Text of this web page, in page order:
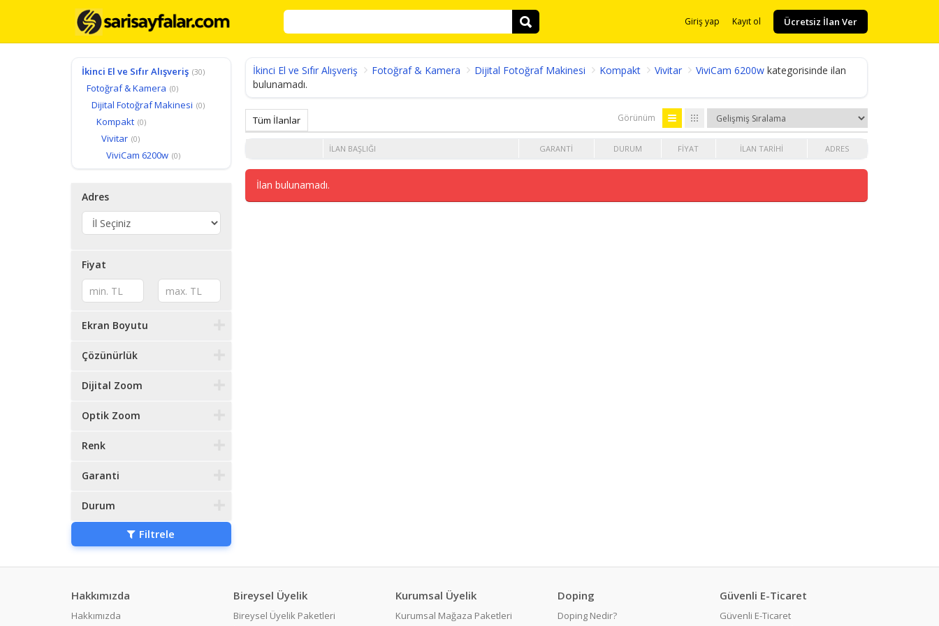
Giriş yap Kayıt ol Ücretsiz İlan Ver
İkinci El ve Sıfır Alışveriş (30)
Fotoğraf & Kamera (0)
Dijital Fotoğraf Makinesi (0)
Kompakt (0)
Vivitar (0)
ViviCam 6200w (0)
Adres
Fiyat
Ekran Boyutu
Çözünürlük
Dijital Zoom
Optik Zoom
Renk
Garanti
Durum
Filtrele
İkinci El ve Sıfır Alışveriş Fotoğraf & Kamera Dijital Fotoğraf Makinesi Kompakt Vivitar ViviCam 6200w kategorisinde ilan
bulunamadı.
Tüm İlanlar Görünüm
İLAN BAŞLIĞI GARANTI DURUM FIYAT İLAN TARIHI ADRES
İlan bulunamadı.
Hakkımızda
Hakkımızda
Bireysel Üyelik
Bireysel Üyelik Paketleri
Kurumsal Üyelik
Kurumsal Mağaza Paketleri
Doping
Doping Nedir?
Güvenli E-Ticaret
Güvenli E-Ticaret